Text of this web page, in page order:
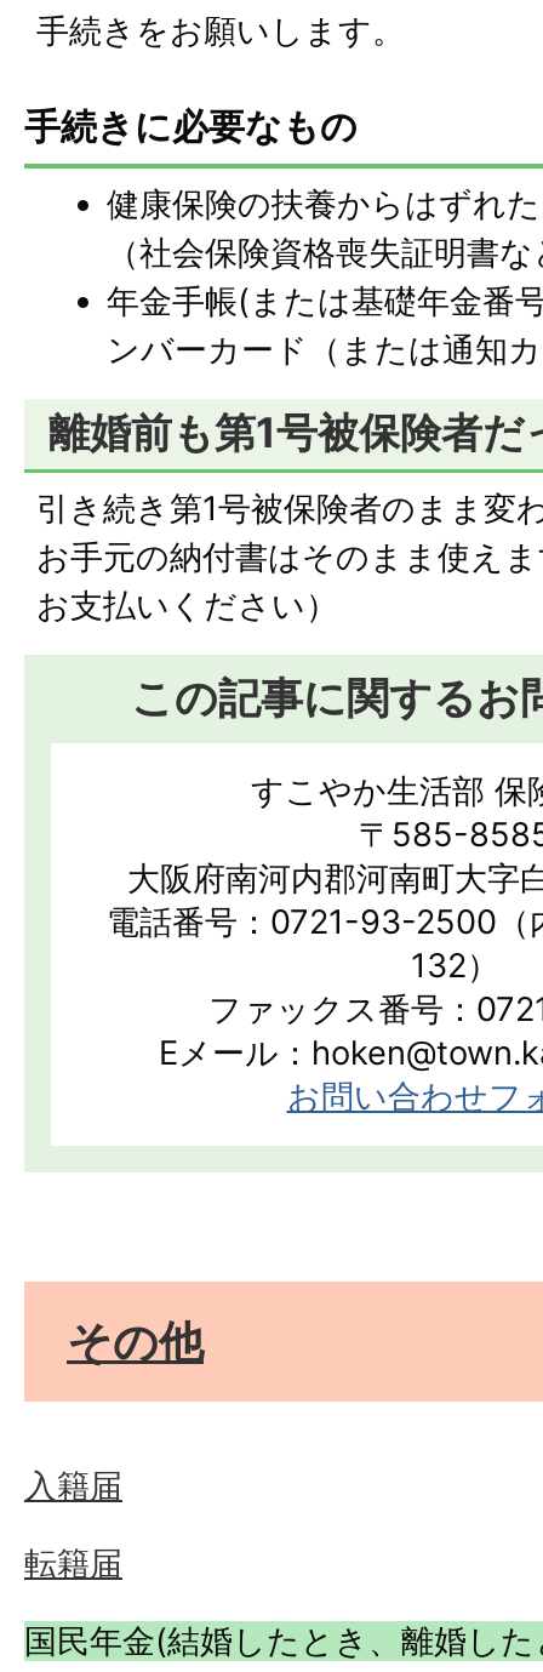
手続きをお願いします。
手続きに必要なもの
健康保険の扶養からはずれ
（社会保険資格喪失証明書
年金手帳(または基礎年金番
ンバーカード（または通知
離婚前も第1号被保険者だ
引き続き第1号被保険者のまま変
お手元の納付書はそのまま使え
お支払いください）
この記事に関するお
すこやか生活部 保
〒585-
大阪府南河内郡河南町大字
電話番号：0721-93-2500（
132）
ファックス番号：
Eメール：
お問い合わせフ
その他
入籍届
転籍届
国民年金(結婚したとき、離婚し